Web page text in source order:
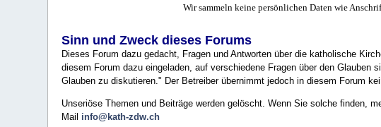
Wir sammeln keine persönlichen Daten wie
Sinn und Zweck dieses Forums
Dieses Forum dazu gedacht, Fragen und Antworten über die katholische
diesem Forum dazu eingeladen, auf verschiedene Fragen über den
Glauben zu diskutieren." Der Betreiber übernimmt jedoch in diesem Forum
Unseriöse Themen und Beiträge werden gelöscht. Wenn Sie solche finden,
Mail info@kath-zdw.ch